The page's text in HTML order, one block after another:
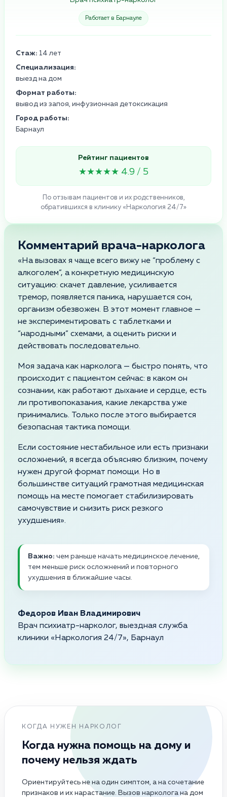
Работает в Барнауле
Стаж: 14 лет
Специализация:
выезд на дом
Формат работы:
вывод из запоя, инфузионная детоксикация
Город работы:
Барнаул
Рейтинг пациентов
★★★★★ 4.9 / 5
По отзывам пациентов и их родственников,
обратившихся в клинику «Наркология 24/7»
Комментарий врача-нарколога
«На вызовах я чаще всего вижу не “проблему с
алкоголем”, а конкретную медицинскую
ситуацию: скачет давление, усиливается
тремор, появляется паника, нарушается сон,
организм обезвожен. В этот момент главное —
не экспериментировать с таблетками и
“народными” схемами, а оценить риски и
действовать последовательно.
Моя задача как нарколога — быстро понять, что
происходит с пациентом сейчас: в каком он
сознании, как работают дыхание и сердце, есть
ли противопоказания, какие лекарства уже
принимались. Только после этого выбирается
безопасная тактика помощи.
Если состояние нестабильное или есть признаки
осложнений, я всегда объясняю близким, почему
нужен другой формат помощи. Но в
большинстве ситуаций грамотная медицинская
помощь на месте помогает стабилизировать
самочувствие и снизить риск резкого
ухудшения».
Важно: чем раньше начать медицинское лечение,
тем меньше риск осложнений и повторного
ухудшения в ближайшие часы.
Федоров Иван Владимирович
Врач психиатр-нарколог, выездная служба
клиники «Наркология 24/7», Барнаул
КОГДА НУЖЕН НАРКОЛОГ
Когда нужна помощь на дому и
почему нельзя ждать
Ориентируйтесь не на один симптом, а на сочетание
признаков и их нарастание. Вызов нарколога на дом